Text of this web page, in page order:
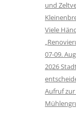
und
Viele
07-09.
2026
Aufruf